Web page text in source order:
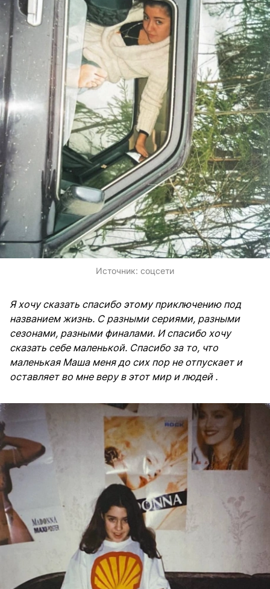
Источник: соцсети
Я хочу сказать спасибо этому приключению под
названием жизнь. С разными сериями, разными
сезонами, разными финалами. И спасибо хочу
сказать себе маленькой. Спасибо за то, что
маленькая Маша меня до сих пор не отпускает и
оставляет во мне веру в этот мир и людей .